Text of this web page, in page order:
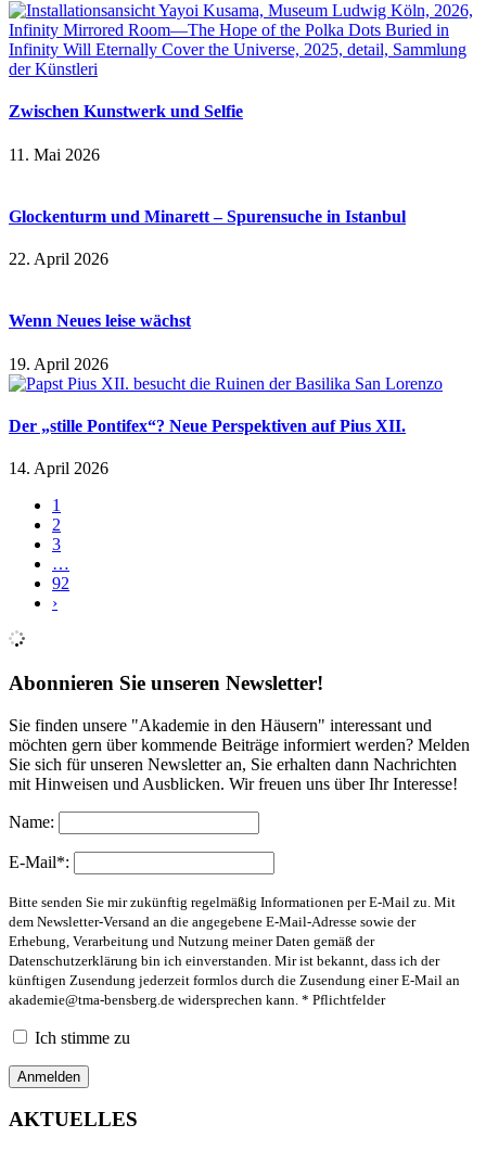
Zwischen Kunstwerk und Selfie
11. Mai 2026
Glockenturm und Minarett – Spurensuche in Istanbul
22. April 2026
Wenn Neues leise wächst
19. April 2026
Der „stille Pontifex“? Neue Perspektiven auf Pius XII.
14. April 2026
1
2
3
…
92
›
Abonnieren Sie unseren Newsletter!
Sie finden unsere "Akademie in den Häusern" interessant und
möchten gern über kommende Beiträge informiert werden? Melden
Sie sich für unseren Newsletter an, Sie erhalten dann Nachrichten
mit Hinweisen und Ausblicken. Wir freuen uns über Ihr Interesse!
Name:
E-Mail*:
Bitte senden Sie mir zukünftig regelmäßig Informationen per E-Mail zu. Mit
dem Newsletter-Versand an die angegebene E-Mail-Adresse sowie der
Erhebung, Verarbeitung und Nutzung meiner Daten gemäß der
Datenschutzerklärung bin ich einverstanden. Mir ist bekannt, dass ich der
künftigen Zusendung jederzeit formlos durch die Zusendung einer E-Mail an
akademie@tma-bensberg.de widersprechen kann. * Pflichtfelder
Ich stimme zu
AKTUELLES